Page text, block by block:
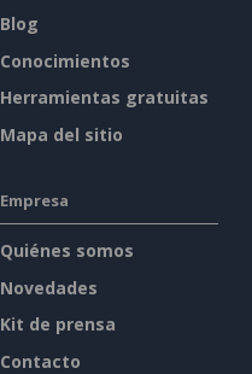
Blog
Conocimientos
Herramientas gratuitas
Mapa del sitio
Empresa
Quiénes somos
Novedades
Kit de prensa
Contacto